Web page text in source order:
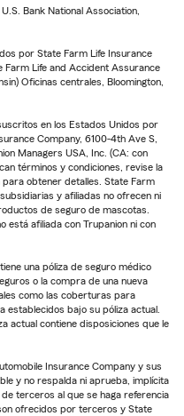
Bank National Association,
por State Farm Life Insurance
Farm Life and Accident Assurance
Oficinas centrales, Bloomington,
en los Estados Unidos por
Company, 6100-4th Ave S,
Managers USA, Inc. (CA: con
términos y condiciones, revise la
para obtener detalles. State Farm
y afiliadas no ofrecen ni
de seguro de mascotas.
está afiliada con Trupanion ni con
una póliza de seguro médico
o la compra de una nueva
como las coberturas para
establecidos bajo su póliza actual.
actual contiene disposiciones que le
Insurance Company y sus
y no respalda ni aprueba, implícita
terceros al que se haga referencia
ofrecidos por terceros y State